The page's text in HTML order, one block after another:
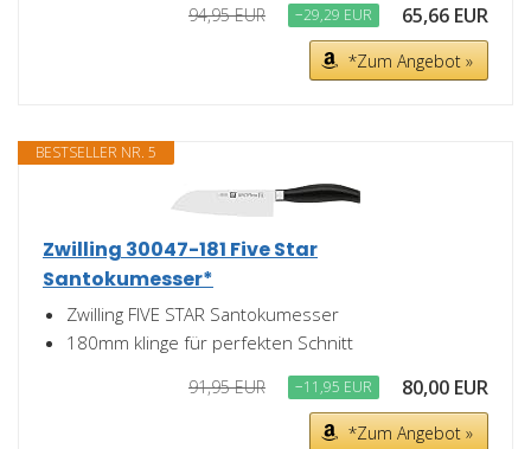
94,95 EUR −29,29 EUR 65,66 EUR
*Zum Angebot »
BESTSELLER NR. 5
Zwilling 30047-181 Five Star
Santokumesser*
Zwilling FIVE STAR Santokumesser
180mm klinge für perfekten Schnitt
91,95 EUR −11,95 EUR 80,00 EUR
*Zum Angebot »